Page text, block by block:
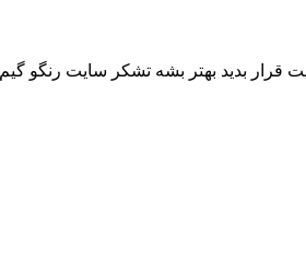
قرار بدید بهتر بشه تشکر سایت رنگو گیم